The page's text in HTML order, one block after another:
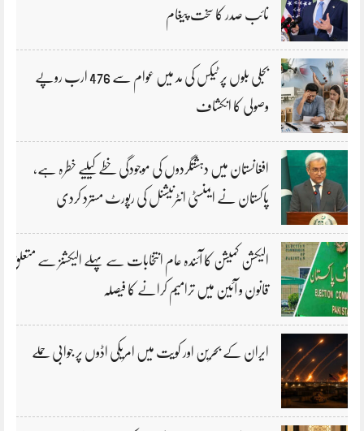
نائب صدر کا سخت پیغام
بجلی بلوں پر ٹیکس کی مد میں عوام سے 476 ارب روپے
وصولی کا انکشاف
افغانستان میں دہشتگردوں کی موجودگی خطے کیلیے خطرہ ہے،
پاکستان نے ایمنسٹی انٹرنیشنل کی رپورٹ مسترد کردی
الیکشن کمیشن کا آئندہ عام انتخابات سے پہلے الیکشنز سے متعلق
قانون و آئین میں ترامیم کرانے کا فیصلہ
ایران کے بحرین اور کویت میں امریکی اڈوں پر جوابی حملے